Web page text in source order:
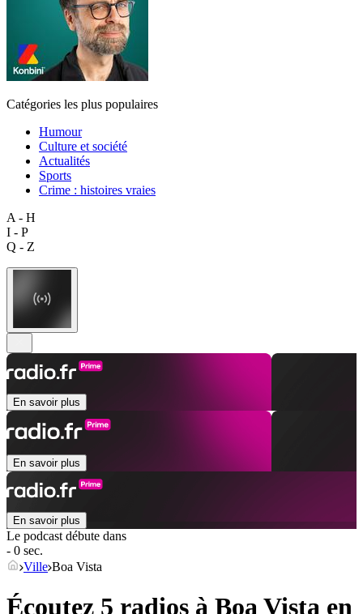
Catégories les plus populaires
Humour
Culture et société
Actualités
Sports
Crime : histoires vraies
A - H
I - P
Q - Z
En savoir plus
En savoir plus
En savoir plus
Le podcast débute dans
- 0 sec.
Ville Boa Vista
Écoutez 5 radios à Boa Vista en